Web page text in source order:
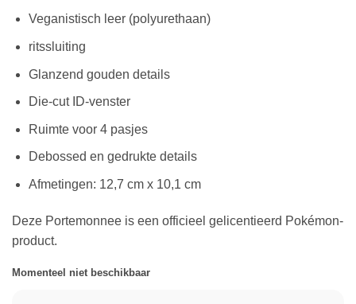
Veganistisch leer (polyurethaan)
ritssluiting
Glanzend gouden details
Die-cut ID-venster
Ruimte voor 4 pasjes
Debossed en gedrukte details
Afmetingen: 12,7 cm x 10,1 cm
Deze Portemonnee is een officieel gelicentieerd Pokémon-
product.
Momenteel niet beschikbaar